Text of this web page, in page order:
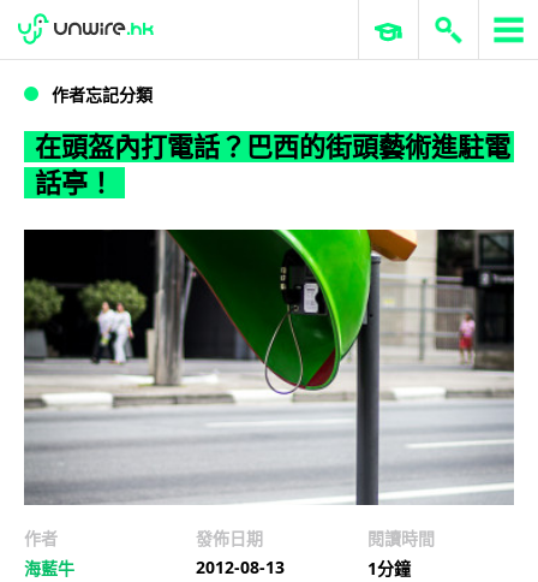
WWDC 2026 ERP 與商業 AI
作者忘記分類
在頭盔內打電話？巴西的街頭藝術進駐電
話亭！
作者
海藍牛
發佈日期
2012-08-13
閱讀時間
1分鐘